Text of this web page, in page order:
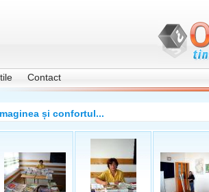
Contact
și confortul...